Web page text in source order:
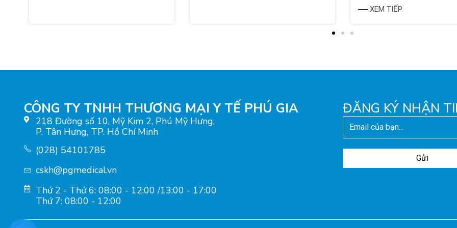
CÔNG TY TNHH THƯƠNG MẠI Y TẾ PHÚ GIA
218 Đường số 10, Mỹ Kim 2, Phú Mỹ Hưng,
P. Tân Hưng, TP. Hồ Chí Minh
(028) 54101785
cskh@pgmedical.vn
Thứ 2 - Thứ 6: 08:00 - 12:00 /13:00 - 17:00
Thứ 7: 08:00 - 12:00
ĐĂNG KÝ NHẬN
Gửi